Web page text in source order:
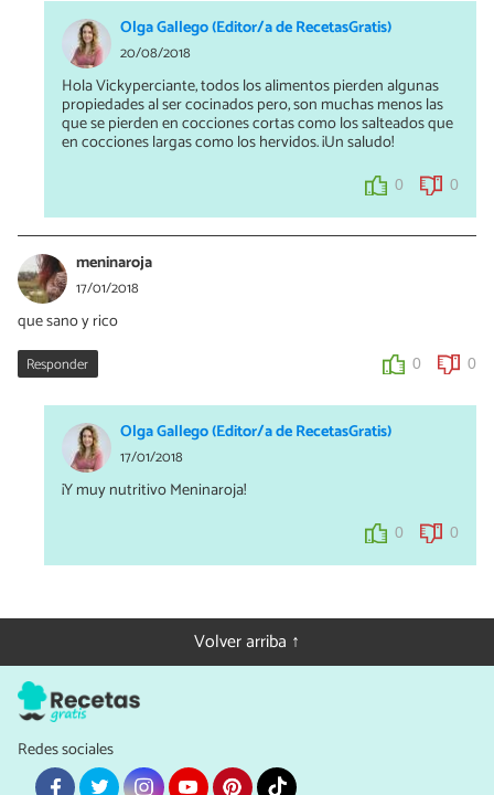
Olga Gallego (Editor/a de RecetasGratis)
20/08/2018
Hola Vickyperciante, todos los alimentos pierden algunas
propiedades al ser cocinados pero, son muchas menos las
que se pierden en cocciones cortas como los salteados que
en cocciones largas como los hervidos. ¡Un saludo!
0 0
meninaroja
17/01/2018
que sano y rico
Responder 0 0
Olga Gallego (Editor/a de RecetasGratis)
17/01/2018
¡Y muy nutritivo Meninaroja!
0 0
Volver arriba ↑
Redes sociales